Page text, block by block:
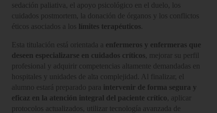
sedación paliativa, el apoyo psicológico en el duelo, los
cuidados postmortem, la donación de órganos y los conflictos
éticos asociados a los límites terapéuticos
Esta titulación está orientada a enfermeros y enfermeras que
deseen especializarse en cuidados críticos , mejorar su perfil
profesional y adquirir competencias altamente demandadas en
hospitales y unidades de alta complejidad. Al finalizar, el
alumno estará preparado para intervenir de forma segura y
eficaz en la atención integral del paciente crítico , aplicar
protocolos actualizados, utilizar tecnología avanzada de